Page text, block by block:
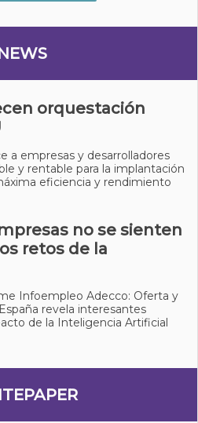
orquestación
a empresas y desarrolladores
y rentable para la implantación
eficiencia y rendimiento
no se sienten
retos de la
Infoempleo Adecco: Oferta y
revela interesantes
de la Inteligencia Artificial